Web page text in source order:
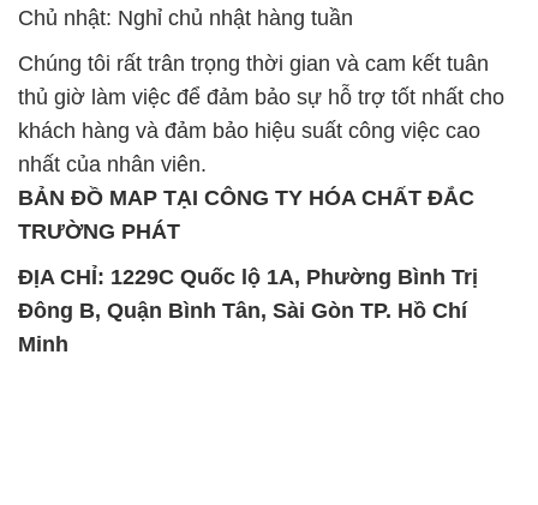
Chủ nhật: Nghỉ chủ nhật hàng tuần
Chúng tôi rất trân trọng thời gian và cam kết tuân
thủ giờ làm việc để đảm bảo sự hỗ trợ tốt nhất cho
khách hàng và đảm bảo hiệu suất công việc cao
nhất của nhân viên.
BẢN ĐỒ MAP TẠI CÔNG TY HÓA CHẤT ĐẮC
TRƯỜNG PHÁT
ĐỊA CHỈ: 1229C Quốc lộ 1A, Phường Bình Trị
Đông B, Quận Bình Tân, Sài Gòn TP. Hồ Chí
Minh